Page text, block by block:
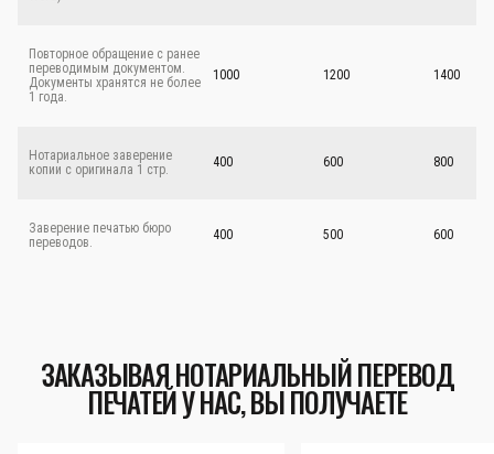
Повторное обращение с ранее
переводимым документом.
Документы хранятся не более
1 года.
1000 1200 1400
Нотариальное заверение
копии с оригинала 1 стр.
400 600 800
Заверение печатью бюро
переводов.
400 500 600
ЗАКАЗЫВАЯ НОТАРИАЛЬНЫЙ ПЕРЕВОД
ПЕЧАТЕЙ У НАС, ВЫ ПОЛУЧАЕТЕ